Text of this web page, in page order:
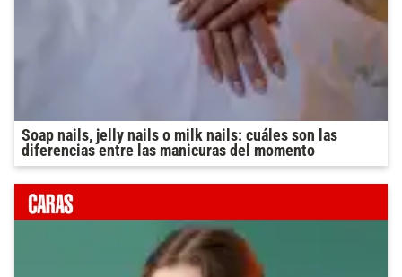
Soap nails, jelly nails o milk nails: cuáles son las
diferencias entre las manicuras del momento